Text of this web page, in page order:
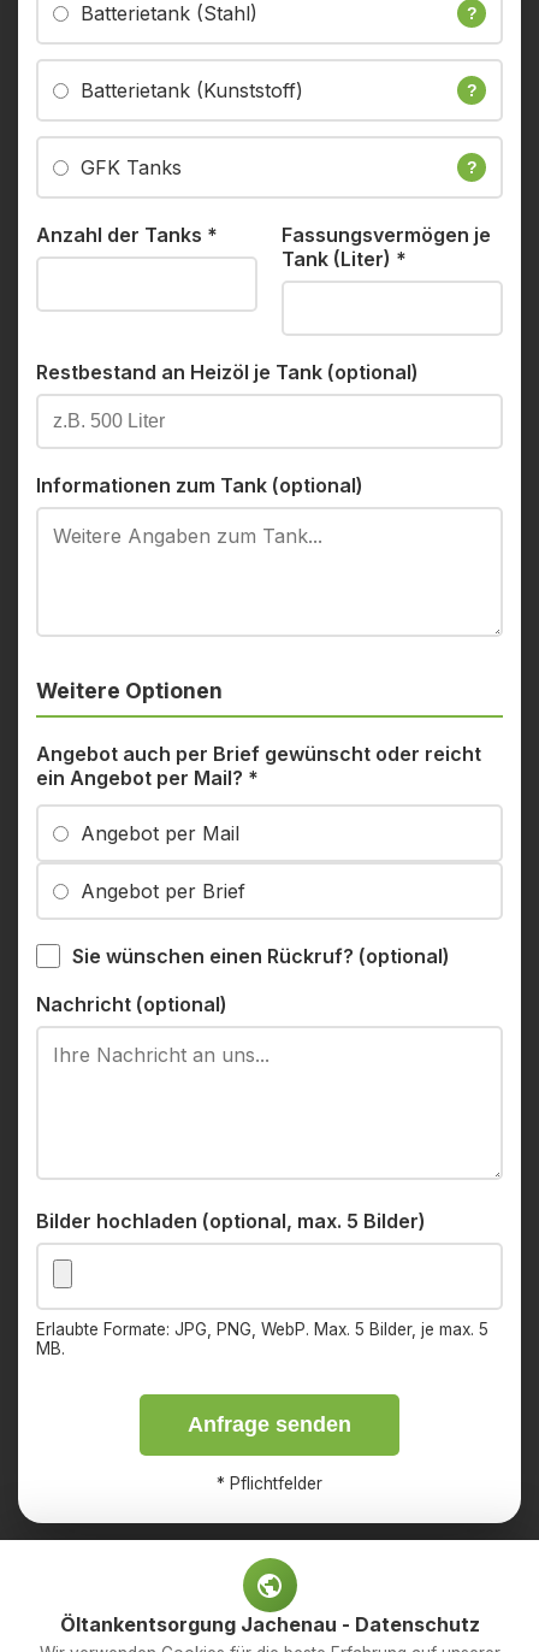
Batterietank (Stahl) ?
Batterietank (Kunststoff) ?
GFK Tanks ?
Anzahl der Tanks *
Fassungsvermögen je
Tank (Liter) *
Restbestand an Heizöl je Tank (optional)
Informationen zum Tank (optional)
Weitere Optionen
Angebot auch per Brief gewünscht oder reicht
ein Angebot per Mail? *
Angebot per Mail
Angebot per Brief
Sie wünschen einen Rückruf? (optional)
Nachricht (optional)
Bilder hochladen (optional, max. 5 Bilder)
Erlaubte Formate: JPG, PNG, WebP. Max. 5 Bilder, je max. 5
MB.
Anfrage senden
* Pflichtfelder
ImpressumDatenschutz
Öltankentsorgung Jachenau - Datenschutz